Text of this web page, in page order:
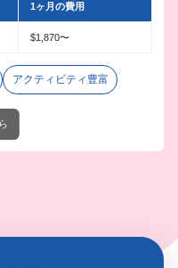
1ヶ月の費用
$1,870〜
アクティビティ豊富